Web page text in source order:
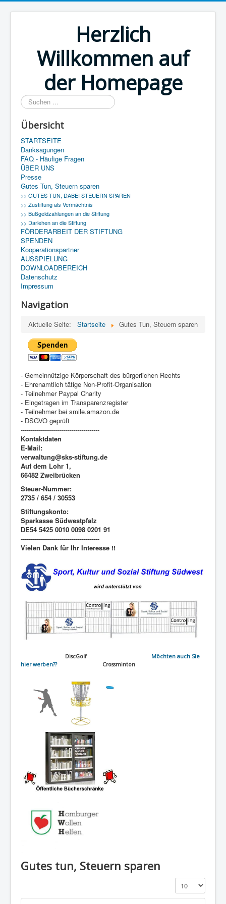
Herzlich
Willkommen auf
der Homepage
Suchen
...
Übersicht
STARTSEITE
Danksagungen
FAQ - Häufige Fragen
ÜBER UNS
Presse
Gutes Tun, Steuern sparen
>> GUTES TUN, DABEI STEUERN SPAREN
>> Zustiftung als Vermächtnis
>> Bußgeldzahlungen an die Stiftung
>> Darlehen an die Stiftung
FÖRDERARBEIT DER STIFTUNG
SPENDEN
Kooperationspartner
AUSSPIELUNG
DOWNLOADBEREICH
Datenschutz
Impressum
Navigation
Aktuelle Seite: Startseite Gutes Tun, Steuern sparen
- Gemeinnützige Körperschaft des bürgerlichen Rechts
- Ehrenamtlich tätige Non-Profit-Organisation
- Teilnehmer Paypal Charity
- Eingetragen im Transparenzregister
- Teilnehmer bei smile.amazon.de
- DSGVO geprüft
---------------------------------------
Kontaktdaten
E-Mail:
verwaltung@sks-stiftung.de
Auf dem Lohr 1,
66482 Zweibrücken
Steuer-Nummer:
2735 / 654 / 30553
Stiftungskonto:
Sparkasse Südwestpfalz
DE54 5425 0010 0098 0201 91
---------------------------------------
Vielen Dank für Ihr Interesse !!
DiscGolf Möchten auch Sie
hier werben??
Crossminton
Gutes tun, Steuern sparen
Anzeige #